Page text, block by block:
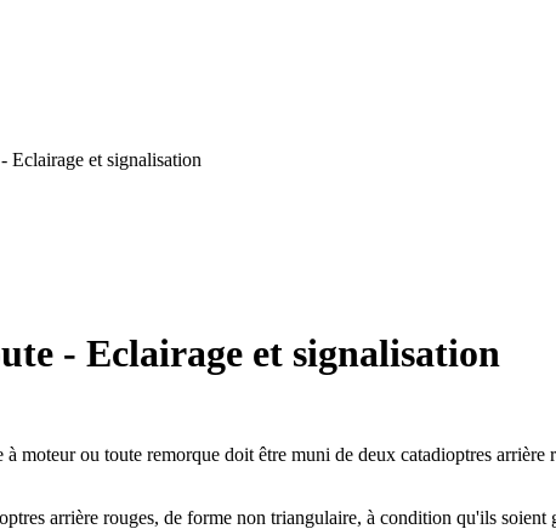
Eclairage et signalisation
- Eclairage et signalisation
moteur ou toute remorque doit être muni de deux catadioptres
arrière rouges, de forme non triangulaire, à condition qu'ils